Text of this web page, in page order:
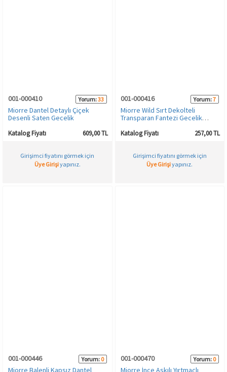
001-000410 Yorum:33
Miorre Dantel Detaylı Çiçek
Desenli Saten Gecelik
Katalog Fiyatı 609,00 TL
Girişimci fiyatını görmek için
Üye Girişiyapınız.
001-000416 Yorum:7
Miorre Wild Sırt Dekolteli
Transparan Fantezi Gecelik
Katalog Fiyatı 257,00 TL
Girişimci fiyatını görmek için
Üye Girişiyapınız.
001-000446 Yorum: 0
Miorre Balenli Kapsız Dantel
001-000470 Yorum: 0
Miorre İnce Askılı Yırtmaçlı